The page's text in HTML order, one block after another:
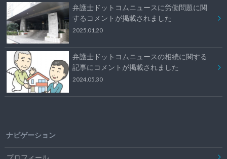
弁護士ドットコムニュースに労働問題に関
するコメントが掲載されました
2025.01.20
弁護士ドットコムニュースの相続に関する
記事にコメントが掲載されました
2024.05.30
ナビゲーション
プロフィール